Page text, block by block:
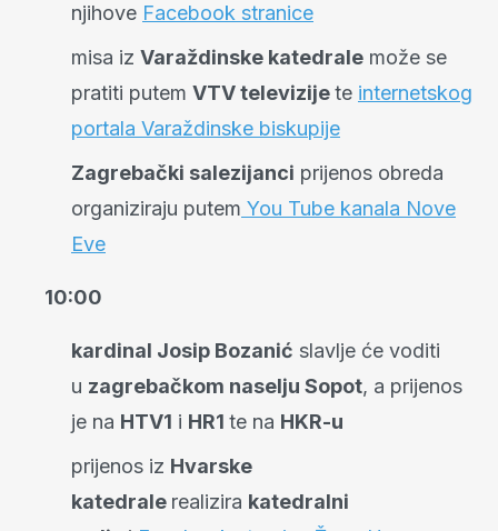
njihove Facebook stranice
misa iz Varaždinske katedrale može se
pratiti putem VTV televizijete internetskog
portala Varaždinske biskupije
Zagrebački salezijanci prijenos obreda
organiziraju putem You Tube kanala Nove
Eve
10:00
kardinal Josip Bozanić slavlje će voditi
u zagrebačkom naselju Sopot, a prijenos
je na HTV1 i HR1 te na HKR-u
prijenos iz Hvarske
katedrale realizira katedralni